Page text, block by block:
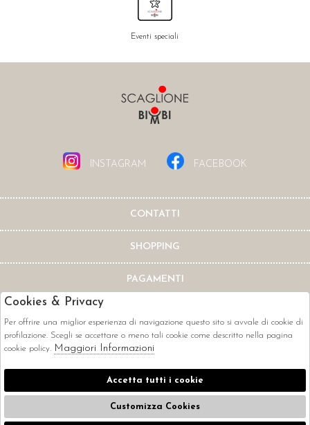
Eventi speciali
INSTAGRAM FACEBOOK
CONTATTI
SHOPPING
PAGAMENTI
CORRIERI
Cookies & Privacy
Per offrire una miglior esperienza di navigazione questo sito si avvale di cookie di
profilazione. Scegli se accettare o meno tali cookie come descritto nella pagina
cookie policy. Maggiori Informazioni
Accetta tutti i cookie
Customizza Cookies